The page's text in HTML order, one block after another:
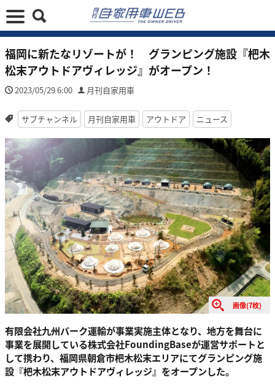
福岡に新たなリゾートが！ グランピング施設『杷木
松末アウトドアヴィレッジ』がオープン！
2023/05/29 6:00 月刊自家用車
サブチャンネル 月刊自家用車 アウトドア ニュース
画像(7枚)
有限会社九州バーク運輸が事業実施主体となり、地方を舞台に
事業を展開している株式会社FoundingBaseが運営サポートと
して携わり、福岡県朝倉市杷木松末エリアにてグランピング施
設『杷木松末アウトドアヴィレッジ』をオープンした。